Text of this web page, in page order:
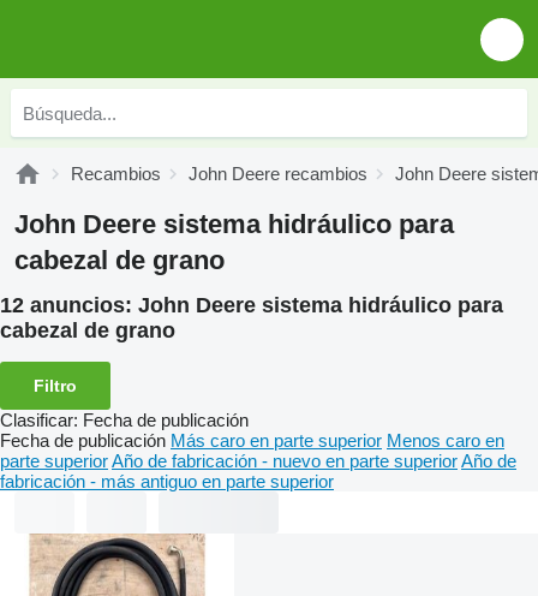
Recambios John Deere recambios John Deere
John Deere sistema hidráulico para
cabezal de grano
12 anuncios: John Deere sistema hidráulico para
cabezal de grano
Filtro
Clasificar: Fecha de publicación
Fecha de publicación Más caro en parte superior Menos caro en
parte superiorAño de fabricación - nuevo en parte superiorAño de
fabricación - más antiguo en parte superior